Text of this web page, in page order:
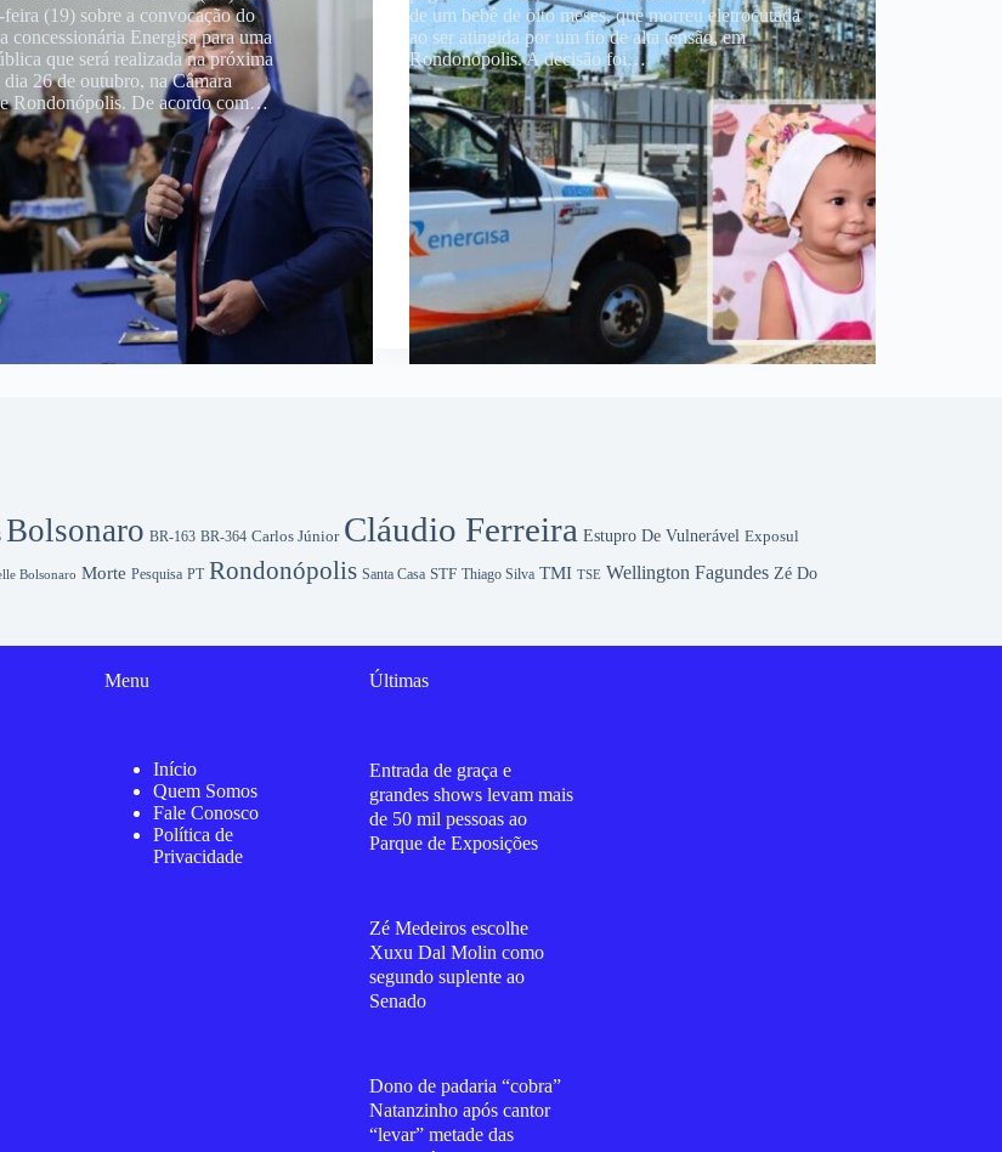
feira (19) sobre a convocação do
concessionária Energisa para uma
que será realizada na próxima
26 de outubro, na Câmara
Rondonópolis. De acordo com…
de um bebê de oito meses, que morreu eletrocutada
ao ser atingida por um fio de alta tensão, em
Rondonópolis. A decisão foi…
Bolsonaro BR-163 BR-364 Carlos Júnior Cláudio Ferreira Estupro De Vulnerável Exposul
Bolsonaro Morte Pesquisa PT Rondonópolis Santa Casa STF Thiago Silva TMI TSE Wellington Fagundes Zé Do
Menu
Início
Quem Somos
Fale Conosco
Política de
Privacidade
Últimas
Entrada de graça e
grandes shows levam mais
de 50 mil pessoas ao
Parque de Exposições
Zé Medeiros escolhe
Xuxu Dal Molin como
segundo suplente ao
Senado
Dono de padaria “cobra”
Natanzinho após cantor
“levar” metade das